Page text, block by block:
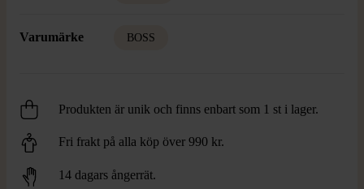
Varumärke BOSS
Produkten är unik och finns enbart som 1 st i lager.
Fri frakt på alla köp över 990 kr.
14 dagars ångerrät.